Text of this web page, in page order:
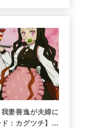
妻善逸が夫婦に
：カグツチ】＜